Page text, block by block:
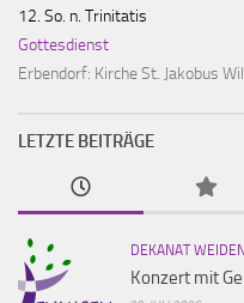
12. So. n. Trinitatis
Gottesdienst
Erbendorf: Kirche St. Jakobus
LETZTE BEITRÄGE
DEKANAT WEIDEN
Konzert mit